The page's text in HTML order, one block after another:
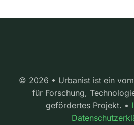
© 2026 • Urbanist ist ein
für Forschung,
gefördertes Projekt. •